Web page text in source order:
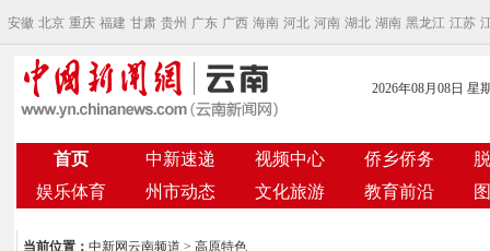
安徽 北京 重庆 福建 甘肃 贵州 广东 广西 海南 河北 河南 湖北 湖南 黑龙江 江苏
2026年08月08日 星
首页 中新速递 视频中心 侨乡侨务
娱乐体育
州市动态 文化旅游 教育前沿
当前位置： 中新网云南频道 > 高原特色